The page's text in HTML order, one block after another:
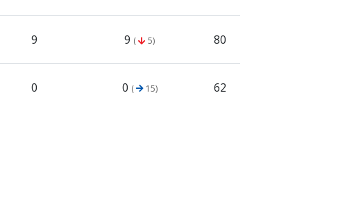
9 9 ( 5) 80
0 0 ( 15) 62